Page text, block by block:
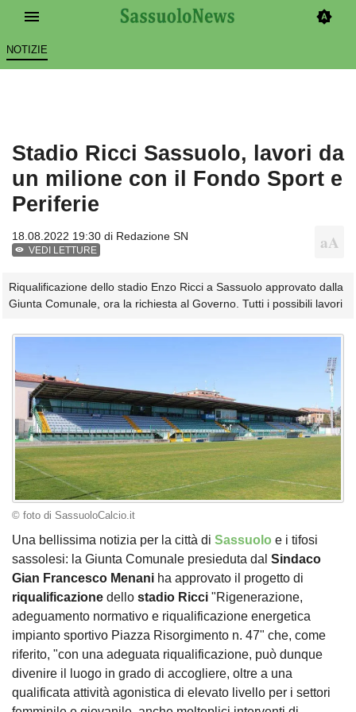
NOTIZIE
Stadio Ricci Sassuolo, lavori da
un milione con il Fondo Sport e
Periferie
18.08.2022 19:30 di Redazione SN
VEDI LETTURE
Riqualificazione dello stadio Enzo Ricci a Sassuolo approvato dalla
Giunta Comunale, ora la richiesta al Governo. Tutti i possibili lavori
© foto di SassuoloCalcio.it
Una bellissima notizia per la città di Sassuolo e i tifosi
sassolesi: la Giunta Comunale presieduta dal Sindaco
Gian Francesco Menani ha approvato il progetto di
riqualificazione dello stadio Ricci "Rigenerazione,
adeguamento normativo e riqualificazione energetica
impianto sportivo Piazza Risorgimento n. 47" che, come
riferito, "con una adeguata riqualificazione, può dunque
divenire il luogo in grado di accogliere, oltre a una
qualificata attività agonistica di elevato livello per i settori